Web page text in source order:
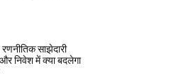
साझेदारी
निवेश में क्या बदलेगा